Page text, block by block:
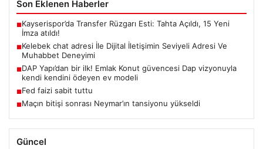
Son Eklenen Haberler
■Kayserispor’da Transfer Rüzgarı Esti: Tahta Açıldı, 15 Yeni
İmza atıldı!
■Kelebek chat adresi İle Dijital İletişimin Seviyeli Adresi Ve
Muhabbet Deneyimi
■DAP Yapı’dan bir ilk! Emlak Konut güvencesi Dap vizyonuyla
kendi kendini ödeyen ev modeli
■Fed faizi sabit tuttu
■Maçın bitişi sonrası Neymar’ın tansiyonu yükseldi
Güncel